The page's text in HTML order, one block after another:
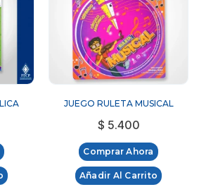
JUEGO RULETA MUSICAL
$ 5.400
Comprar Ahora
Añadir Al Carrito